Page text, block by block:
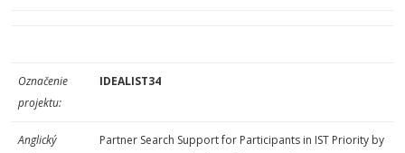
Označenie
projektu:
IDEALIST34
Anglický
Partner Search Support for Participants in IST Priority by